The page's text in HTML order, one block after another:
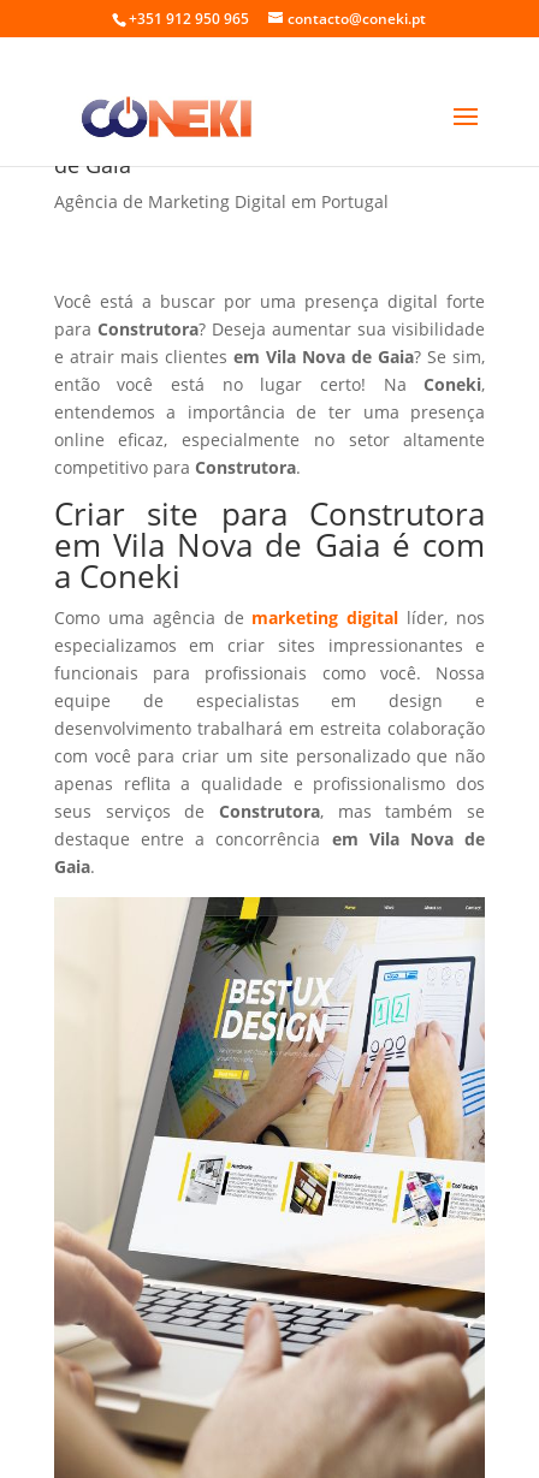
+351 912 950 965 contacto@coneki.pt
Criar site para Construtora em Vila Nova
de Gaia
Agência de Marketing Digital em Portugal
Você está a buscar por uma presença digital forte
para Construtora? Deseja aumentar sua visibilidade
e atrair mais clientes em Vila Nova de Gaia? Se sim,
então você está no lugar certo! NaConeki,
entendemos a importância de ter uma presença
online eficaz, especialmente no setor altamente
competitivo para Construtora.
Criar site para Construtora
em Vila Nova de Gaia é com
a Coneki
Como uma agência de marketing digital líder, nos
especializamos em criar sites impressionantes e
funcionais para profissionais como você. Nossa
equipe de especialistas em design e
desenvolvimento trabalhará em estreita colaboração
com você para criar um site personalizado que não
apenas reflita a qualidade e profissionalismo dos
seus serviços de Construtora, mas também se
destaque entre a concorrência em Vila Nova de
Gaia.